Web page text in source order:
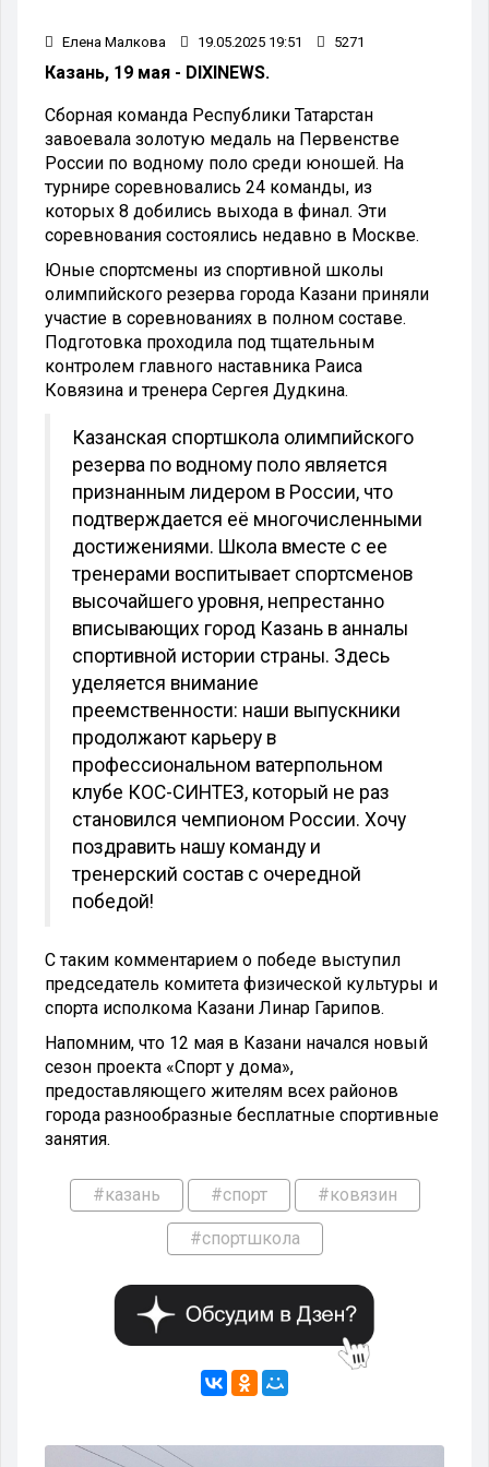
Елена Малкова 19.05.2025 19:51 5271
Казань, 19 мая - DIXINEWS.
Сборная команда Республики Татарстан
завоевала золотую медаль на Первенстве
России по водному поло среди юношей. На
турнире соревновались 24 команды, из
которых 8 добились выхода в финал. Эти
соревнования состоялись недавно в Москве.
Юные спортсмены из спортивной школы
олимпийского резерва города Казани приняли
участие в соревнованиях в полном составе.
Подготовка проходила под тщательным
контролем главного наставника Раиса
Ковязина и тренера Сергея Дудкина.
Казанская спортшкола олимпийского
резерва по водному поло является
признанным лидером в России, что
подтверждается её многочисленными
достижениями. Школа вместе с ее
тренерами воспитывает спортсменов
высочайшего уровня, непрестанно
вписывающих город Казань в анналы
спортивной истории страны. Здесь
уделяется внимание
преемственности: наши выпускники
продолжают карьеру в
профессиональном ватерпольном
клубе КОС-СИНТЕЗ, который не раз
становился чемпионом России. Хочу
поздравить нашу команду и
тренерский состав с очередной
победой!
С таким комментарием о победе выступил
председатель комитета физической культуры и
спорта исполкома Казани Линар Гарипов.
Напомним, что 12 мая в Казани начался новый
сезон проекта «Спорт у дома»,
предоставляющего жителям всех районов
города разнообразные бесплатные спортивные
занятия.
#казань #спорт #ковязин
#спортшкола